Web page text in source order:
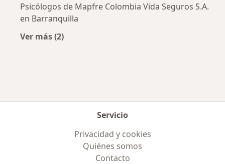
Psicólogos de Mapfre Colombia Vida Seguros S.A.
en Barranquilla
Ver más (2)
Servicio
Privacidad y cookies
Quiénes somos
Contacto